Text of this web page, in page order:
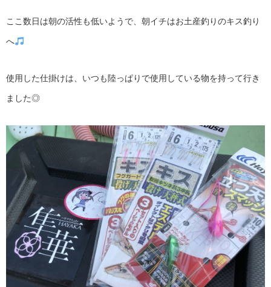
ここ数日は朝の活性も低いようで、朝イチはお土産釣りのキス釣り
へ
使用した仕掛けは、いつも陸っぱりで使用している物を持って行き
ました◎